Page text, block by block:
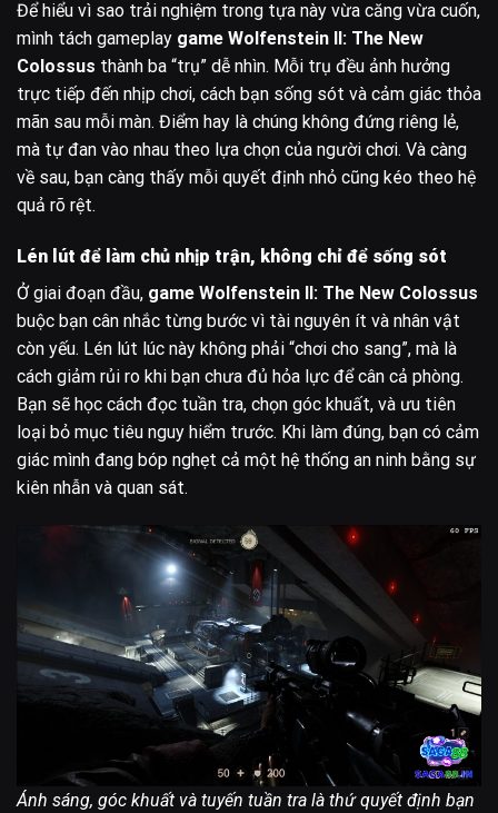
Để hiểu vì sao trải nghiệm trong tựa này vừa căng vừa cuốn,
mình tách gameplay game Wolfenstein II: The New
Colossus thành ba “trụ” dễ nhìn. Mỗi trụ đều ảnh hưởng
trực tiếp đến nhịp chơi, cách bạn sống sót và cảm giác thỏa
mãn sau mỗi màn. Điểm hay là chúng không đứng riêng lẻ,
mà tự đan vào nhau theo lựa chọn của người chơi. Và càng
về sau, bạn càng thấy mỗi quyết định nhỏ cũng kéo theo hệ
quả rõ rệt.
Lén lút để làm chủ nhịp trận, không chỉ để sống sót
Ở giai đoạn đầu, game Wolfenstein II: The New Colossus
buộc bạn cân nhắc từng bước vì tài nguyên ít và nhân vật
còn yếu. Lén lút lúc này không phải “chơi cho sang”, mà là
cách giảm rủi ro khi bạn chưa đủ hỏa lực để cân cả phòng.
Bạn sẽ học cách đọc tuần tra, chọn góc khuất, và ưu tiên
loại bỏ mục tiêu nguy hiểm trước. Khi làm đúng, bạn có cảm
giác mình đang bóp nghẹt cả một hệ thống an ninh bằng sự
kiên nhẫn và quan sát.
Ánh sáng, góc khuất và tuyến tuần tra là thứ quyết định bạn